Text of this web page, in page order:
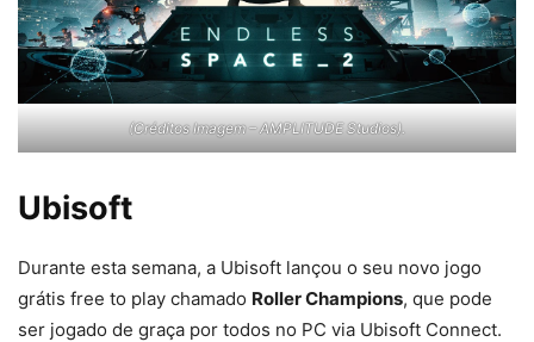
(Créditos Imagem – AMPLITUDE Studios).
Ubisoft
Durante esta semana, a Ubisoft lançou o seu novo jogo
grátis free to play chamado Roller Champions, que pode
ser jogado de graça por todos no PC via Ubisoft Connect.